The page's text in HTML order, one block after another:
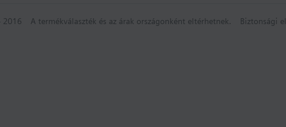
2016 A termékválaszték és az árak országonként eltérhetnek. Biztonsági